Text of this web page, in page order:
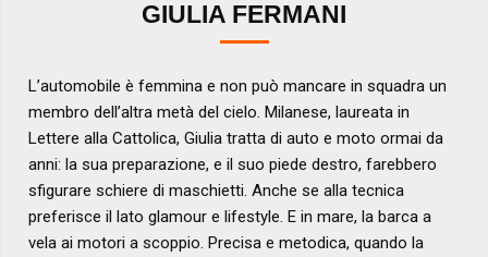
GIULIA FERMANI
L’automobile è femmina e non può mancare in squadra un
membro dell’altra metà del cielo. Milanese, laureata in
Lettere alla Cattolica, Giulia tratta di auto e moto ormai da
anni: la sua preparazione, e il suo piede destro, farebbero
sfigurare schiere di maschietti. Anche se alla tecnica
preferisce il lato glamour e lifestyle. E in mare, la barca a
vela ai motori a scoppio. Precisa e metodica, quando la